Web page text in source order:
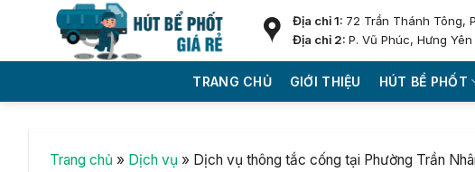
Địa chỉ 1: 72 Trần Thánh Tông,
Địa chỉ 2:P. Vũ Phúc, Hưng Yên
TRANG CHỦ GIỚI THIỆU HÚT BỂ PHỐT
Trang chủ » Dịch vụ » Dịch vụ thông tắc cống tại Phường Trần